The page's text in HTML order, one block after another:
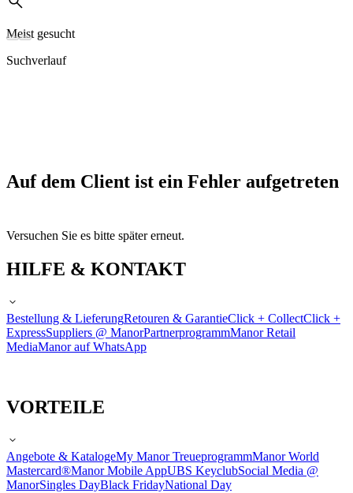
Meist gesucht
Suchverlauf
Auf dem Client ist ein Fehler aufgetreten
Versuchen Sie es bitte später erneut.
HILFE & KONTAKT
Bestellung & LieferungRetouren & GarantieClick + CollectClick +
ExpressSuppliers @ ManorPartnerprogrammManor Retail
MediaManor auf WhatsApp
VORTEILE
Angebote & KatalogeMy Manor TreueprogrammManor World
Mastercard®Manor Mobile AppUBS KeyclubSocial Media @
ManorSingles DayBlack FridayNational Day